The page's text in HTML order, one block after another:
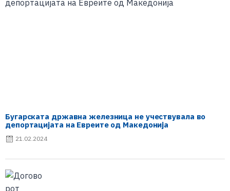
Бугарската државна железница не учествувала во
депортацијата на Евреите од Македонија
21.02.2024